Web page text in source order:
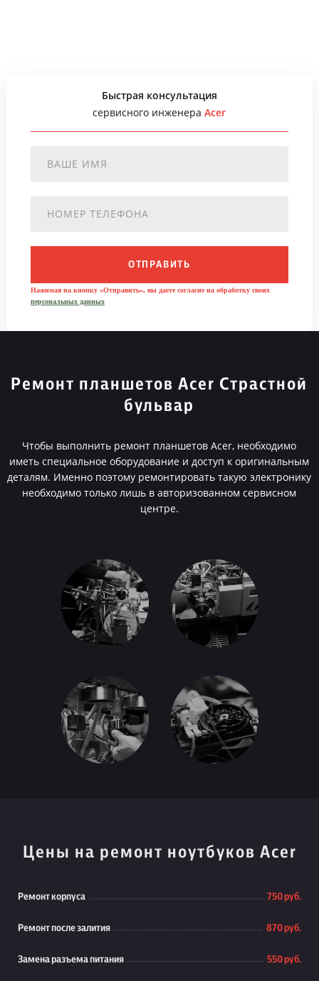
Быстрая консультация
сервисного инженераAcer
ОТПРАВИТЬ
Нажимая на кнопку «Отправить», вы даете согласие на обработку своих
персональных данных
Ремонт планшетов Acer Страстной
бульвар
Чтобы выполнить ремонт планшетов Acer, необходимо
иметь специальное оборудование и доступ к оригинальным
деталям. Именно поэтому ремонтировать такую электронику
необходимо только лишь в авторизованном сервисном
центре.
Цены на ремонт ноутбуков Acer
Ремонт корпуса 750 руб.
Ремонт после залития 870 руб.
Замена разъема питания 550 руб.